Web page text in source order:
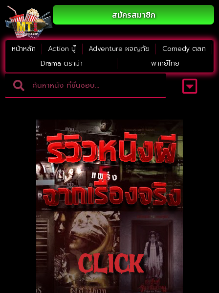
สมัครสมาชิก
หน้าหลัก Action บู๊ Adventure ผจญภัย
Comedy ตลก
Drama ดราม่า
พากย์ไทย